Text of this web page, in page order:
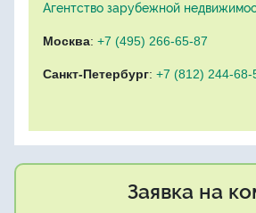
Агентство зарубежной
Москва: +7 (495) 266-65-87
Санкт-Петербург: +7 (812) 244-68-
Заявка на